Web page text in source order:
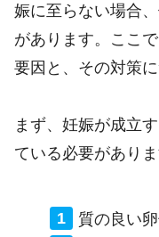
娠に至らない場合
があります。ここ
要因と、その対策
まず、妊娠が成立
ている必要がありま
質の良い